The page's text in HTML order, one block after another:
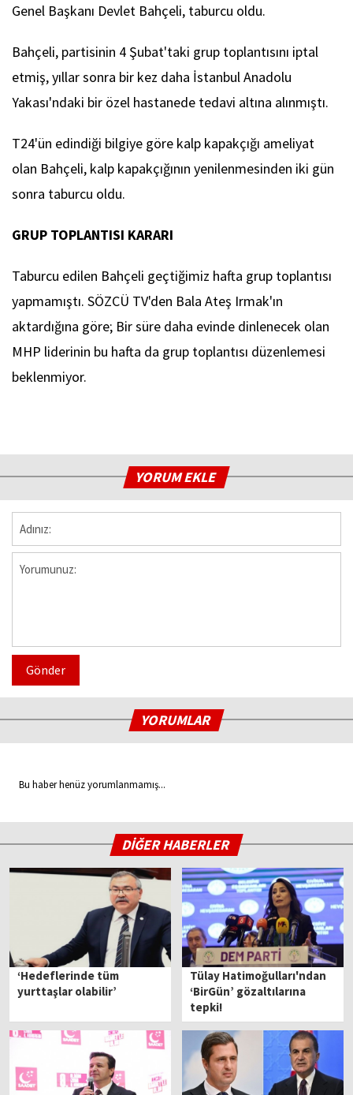
Genel Başkanı Devlet Bahçeli, taburcu oldu.
Bahçeli, partisinin 4 Şubat'taki grup toplantısını iptal
etmiş, yıllar sonra bir kez daha İstanbul Anadolu
Yakası'ndaki bir özel hastanede tedavi altına alınmıştı.
T24'ün edindiği bilgiye göre kalp kapakçığı ameliyat
olan Bahçeli, kalp kapakçığının yenilenmesinden iki gün
sonra taburcu oldu.
GRUP TOPLANTISI KARARI
Taburcu edilen Bahçeli geçtiğimiz hafta grup toplantısı
yapmamıştı. SÖZCÜ TV'den Bala Ateş Irmak'ın
aktardığına göre; Bir süre daha evinde dinlenecek olan
MHP liderinin bu hafta da grup toplantısı düzenlemesi
beklenmiyor.
YORUM EKLE
Gönder
YORUMLAR
Bu haber henüz yorumlanmamış...
DİĞER HABERLER
‘Hedeflerinde tüm
yurttaşlar olabilir’
Tülay Hatimoğulları'ndan
‘BirGün’ gözaltılarına
tepki!